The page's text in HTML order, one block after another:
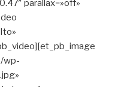
parallax=»off»
wp-